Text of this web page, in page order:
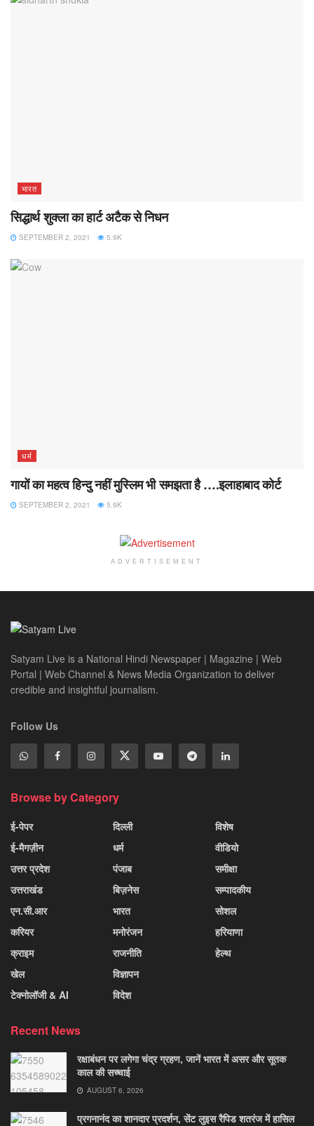
भारत
सिद्धार्थ शुक्ला का हार्ट अटैक से निधन
SEPTEMBER 2, 2021 5.9K
धर्म
गायों का महत्व हिन्दु नहीं मुस्लिम भी समझता है ….इलाहाबाद कोर्ट
SEPTEMBER 2, 2021 5.9K
ADVERTISEMENT
Satyam Live is a National Hindi Newspaper | Magazine | Web
Portal | Web Channel & News Media Organization to deliver
credible and insightful journalism.
Follow Us
Browse by Category
ई-पेपर
ई-मैगज़ीन
उत्तर प्रदेश
उत्तराखंड
एन.सी.आर
करियर
क्राइम
खेल
टेक्नोलॉजी & AI
दिल्ली
धर्म
पंजाब
बिज़नेस
भारत
मनोरंजन
राजनीति
विज्ञापन
विदेश
विशेष
वीडियो
समीक्षा
सम्पादकीय
सोशल
हरियाणा
हेल्थ
Recent News
रक्षाबंधन पर लगेगा चंद्र ग्रहण, जानें भारत में असर और सूतक
काल की सच्चाई
AUGUST 6, 2026
प्रगनानंद का शानदार प्रदर्शन, सेंट लुइस रैपिड शतरंज में हासिल